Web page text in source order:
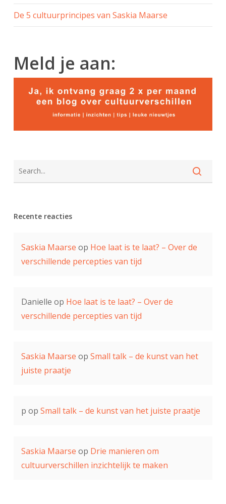
De 5 cultuurprincipes van Saskia Maarse
Meld je aan:
Recente reacties
Saskia Maarse op Hoe laat is te laat? – Over de
verschillende percepties van tijd
Danielle op Hoe laat is te laat? – Over de
verschillende percepties van tijd
Saskia Maarse op Small talk – de kunst van het
juiste praatje
p op Small talk – de kunst van het juiste praatje
Saskia Maarse op Drie manieren om
cultuurverschillen inzichtelijk te maken